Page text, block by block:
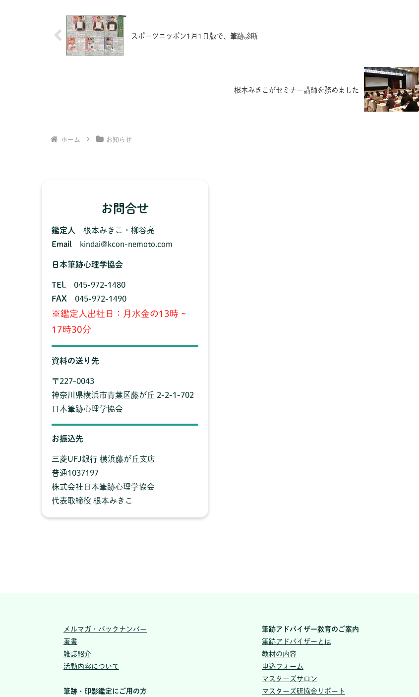
スポーツニッポン1月1日版で、筆跡診断
根本みきこがセミナー講師を務めました
ホーム お知らせ
お問合せ
鑑定人
根本みきこ・柳谷亮
Email
kindai@kcon-nemoto.com
日本筆跡心理学協会
TEL
045-972-1480
FAX
045-972-1490
※鑑定人出社日：月水金の13時 ~
17時30分
資料の送り先
〒227-0043
神奈川県横浜市青葉区藤が丘 2-2-1-702
日本筆跡心理学協会
お振込先
三菱UFJ銀行 横浜藤が丘支店
普通1037197
株式会社日本筆跡心理学協会
代表取締役 根本みきこ
メルマガ・バックナンバー
著書
雑誌紹介
活動内容について
筆跡・印影鑑定にご用の方
筆跡アドバイザー教育のご案内
筆跡アドバイザーとは
教材の内容
申込フォーム
マスターズサロン
マスターズ研協会リポート